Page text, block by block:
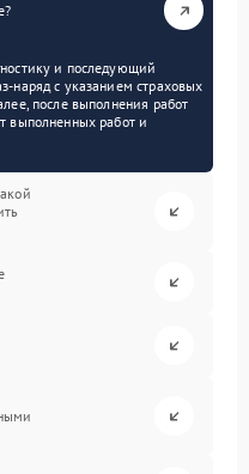
и последующий
наряд с указанием страховых
после выполнения работ
выполненных работ и